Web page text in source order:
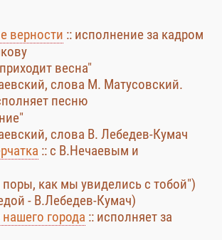
верности :: исполнение за кадром
весна"
слова М. Матусовский.
песню
слова В. Лебедев-Кумач
:: с В.Нечаевым и
как мы увиделись с тобой")
- В.Лебедев-Кумач)
города :: исполняет за